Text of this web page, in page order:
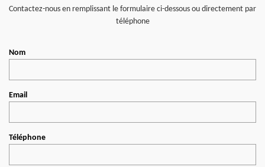
Contactez-nous en remplissant le formulaire ci-dessous ou directement par
téléphone
Nom
Email
Téléphone